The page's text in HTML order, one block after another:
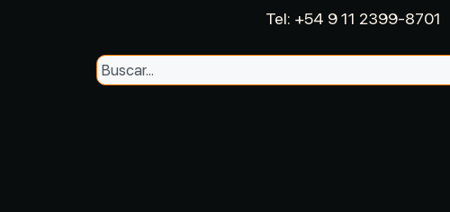
Tel: +54 9 11 2399-8701